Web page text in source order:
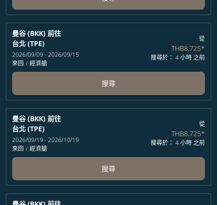
曼谷 (BKK) 前往
台北 (TPE)
2026/09/09 - 2026/09/15
來回 / 經濟艙
從
THB8,725*
搜尋於： 4 小時 之前
搜尋
曼谷 (BKK) 前往
台北 (TPE)
2026/09/19 - 2026/10/19
來回 / 經濟艙
從
THB8,725*
搜尋於： 4 小時 之前
搜尋